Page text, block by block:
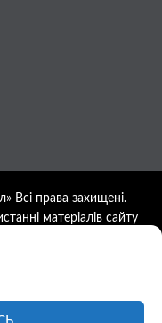
Всі права захищені.
матеріалів сайту
джерело та прямого